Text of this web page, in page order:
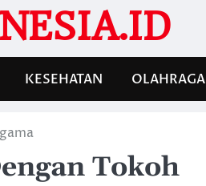
KESEHATAN OLAHRAGA
Tokoh